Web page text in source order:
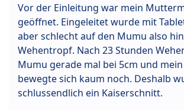
Vor der Einleitung war mein
geöffnet. Eingeleitet wurde mit
aber schlecht auf den Mumu also
Wehentropf. Nach 23 Stunden
Mumu gerade mal bei 5cm und
bewegte sich kaum noch. Deshalb
schlussendlich ein Kaiserschnitt.